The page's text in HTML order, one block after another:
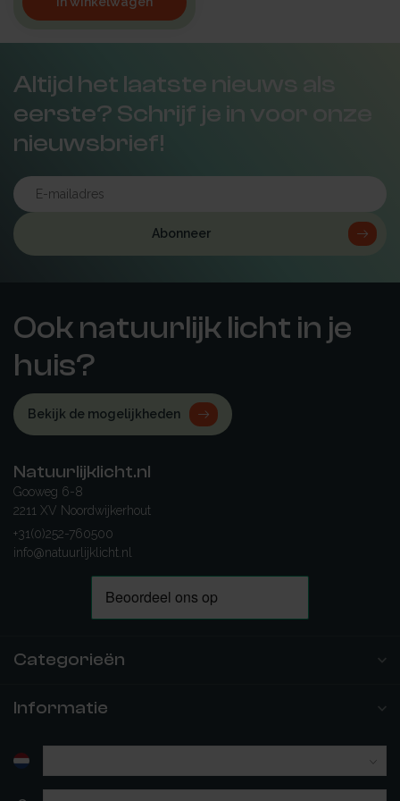
Altijd het laatste nieuws als
eerste? Schrijf je in voor onze
nieuwsbrief!
Abonneer
Ook natuurlijk licht in je
huis?
Bekijk de mogelijkheden
Natuurlijklicht.nl
Gooweg 6-8
2211 XV Noordwijkerhout
+31(0)252-760500
info@natuurlijklicht.nl
Categorieën
Informatie